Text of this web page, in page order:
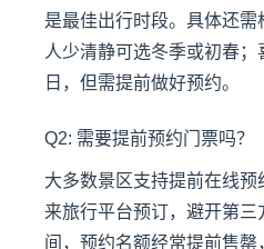
是最佳出行时段。具体还
人少清静可选冬季或初春
日，但需提前做好预约。
Q2: 需要提前预约门票吗？
大多数景区支持提前在线
来旅行平台预订，避开第三
间，预约名额经常提前售罄